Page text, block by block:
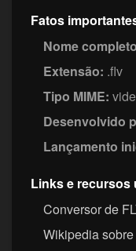
Fatos
Nome
Extensão: .flv
Tipo MIME:
Desenvolvido
Lançamento
Links e recursos
Conversor de
Wikipedia sobre